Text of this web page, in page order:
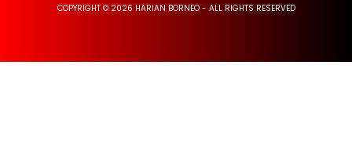
COPYRIGHT © 2026 HARIAN BORNEO - ALL RIGHTS RESERVED